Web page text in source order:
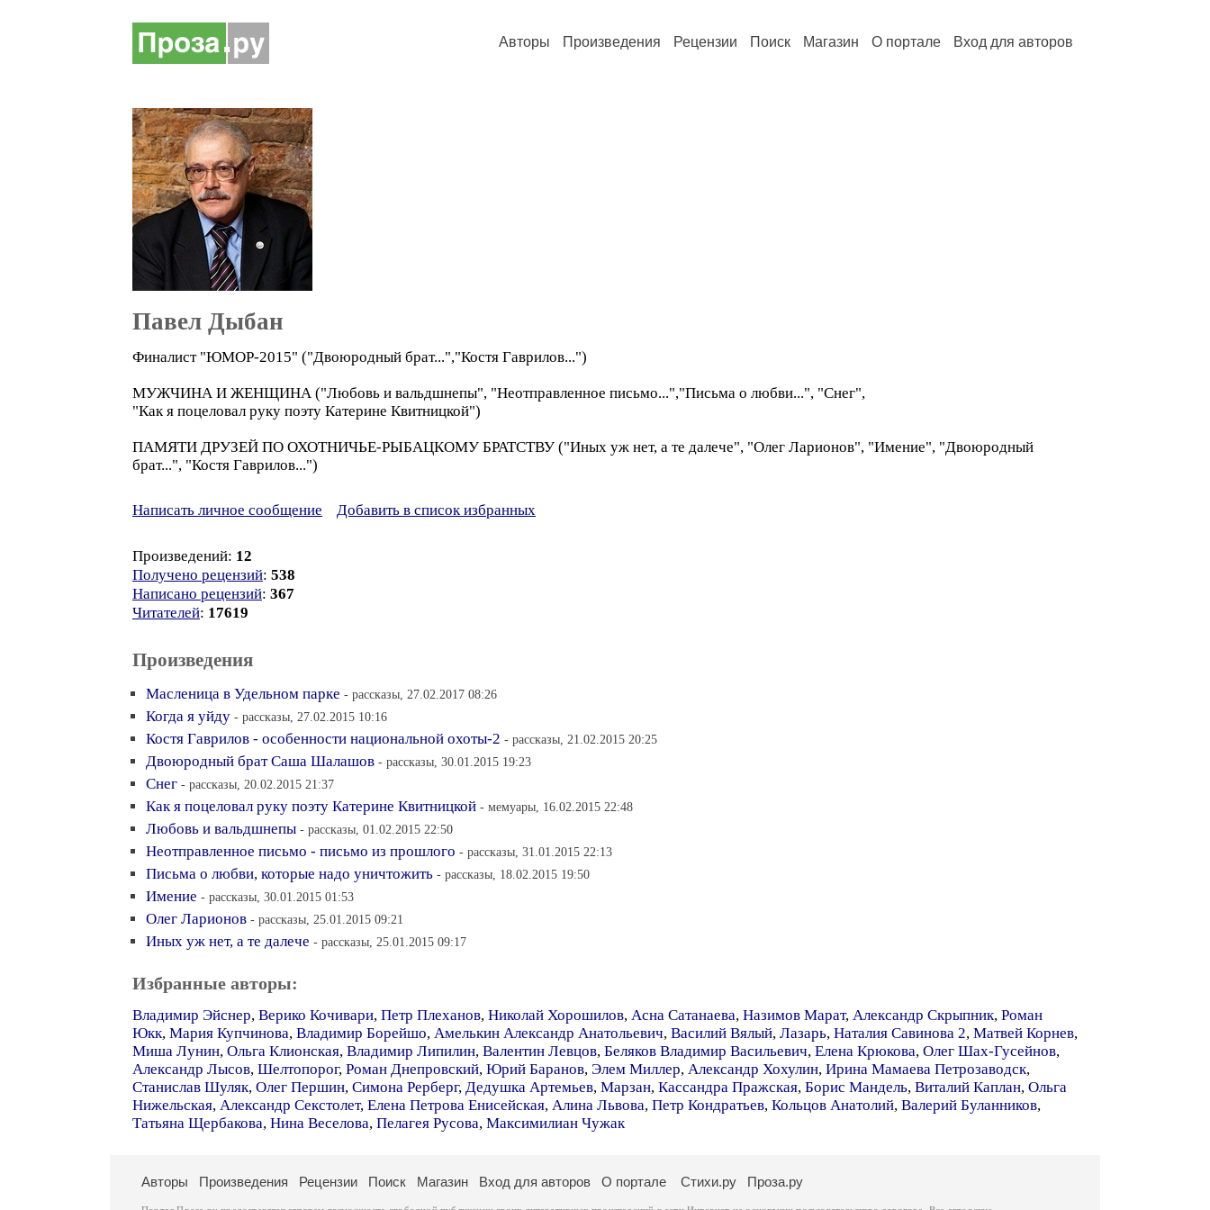
Авторы Произведения Рецензии Поиск Магазин О портале Вход для авторов
Павел Дыбан
Финалист "ЮМОР-2015" ("Двоюродный брат...","Костя Гаврилов...")
МУЖЧИНА И ЖЕНЩИНА ("Любовь и вальдшнепы", "Неотправленное письмо...","Письма о любви...", "Снег",
"Как я поцеловал руку поэту Катерине Квитницкой")
ПАМЯТИ ДРУЗЕЙ ПО ОХОТНИЧЬЕ-РЫБАЦКОМУ БРАТСТВУ ("Иных уж нет, а те далече", "Олег Ларионов", "Имение", "Двоюродный
брат...", "Костя Гаврилов...")
Написать личное сообщение Добавить в список избранных
Произведений: 12
Получено рецензий: 538
Написано рецензий: 367
Читателей: 17619
Произведения
Масленица в Удельном парке - рассказы, 27.02.2017 08:26
Когда я уйду - рассказы, 27.02.2015 10:16
Костя Гаврилов - особенности национальной охоты-2 - рассказы, 21.02.2015 20:25
Двоюродный брат Саша Шалашов - рассказы, 30.01.2015 19:23
Снег - рассказы, 20.02.2015 21:37
Как я поцеловал руку поэту Катерине Квитницкой - мемуары, 16.02.2015 22:48
Любовь и вальдшнепы - рассказы, 01.02.2015 22:50
Неотправленное письмо - письмо из прошлого - рассказы, 31.01.2015 22:13
Письма о любви, которые надо уничтожить - рассказы, 18.02.2015 19:50
Имение - рассказы, 30.01.2015 01:53
Олег Ларионов - рассказы, 25.01.2015 09:21
Иных уж нет, а те далече - рассказы, 25.01.2015 09:17
Избранные авторы:
Владимир Эйснер, Верико Кочивари, Петр Плеханов, Николай Хорошилов, Асна Сатанаева, Назимов Марат, Александр Скрыпник, Роман
Юкк, Мария Купчинова, Владимир Борейшо, Амелькин Александр Анатольевич, Василий Вялый, Лазарь, Наталия Савинова 2, Матвей Корнев,
Миша Лунин, Ольга Клионская, Владимир Липилин, Валентин Левцов, Беляков Владимир Васильевич, Елена Крюкова, Олег Шах-Гусейнов,
Александр Лысов, Шелтопорог, Роман Днепровский, Юрий Баранов, Элем Миллер, Александр Хохулин, Ирина Мамаева Петрозаводск,
Станислав Шуляк, Олег Першин, Симона Рерберг, Дедушка Артемьев, Марзан, Кассандра Пражская, Борис Мандель, Виталий Каплан, Ольга
Нижельская, Александр Секстолет, Елена Петрова Енисейская, Алина Львова, Петр Кондратьев, Кольцов Анатолий, Валерий Буланников,
Татьяна Щербакова, Нина Веселова, Пелагея Русова, Максимилиан Чужак
Авторы Произведения Рецензии Поиск Магазин Вход для авторов О портале Стихи.ру Проза.ру